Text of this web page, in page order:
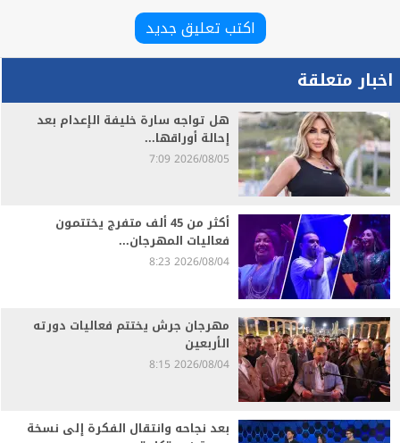
اكتب تعليق جديد
اخبار متعلقة
هل تواجه سارة خليفة الإعدام بعد
إحالة أوراقها...
2026/08/05 7:09
أكثر من 45 ألف متفرج يختتمون
فعاليات المهرجان...
2026/08/04 8:23
مهرجان جرش يختتم فعاليات دورته
الأربعين
2026/08/04 8:15
بعد نجاحه وانتقال الفكرة إلى نسخة